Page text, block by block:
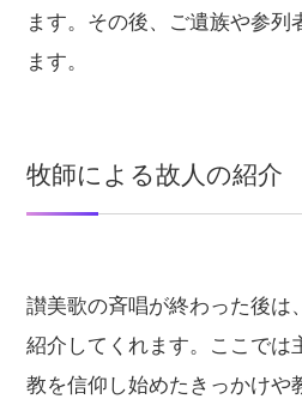
ます。その後、ご遺族や参列
ます。
牧師による故人の紹介
讃美歌の斉唱が終わった後は
紹介してくれます。ここでは
教を信仰し始めたきっかけや